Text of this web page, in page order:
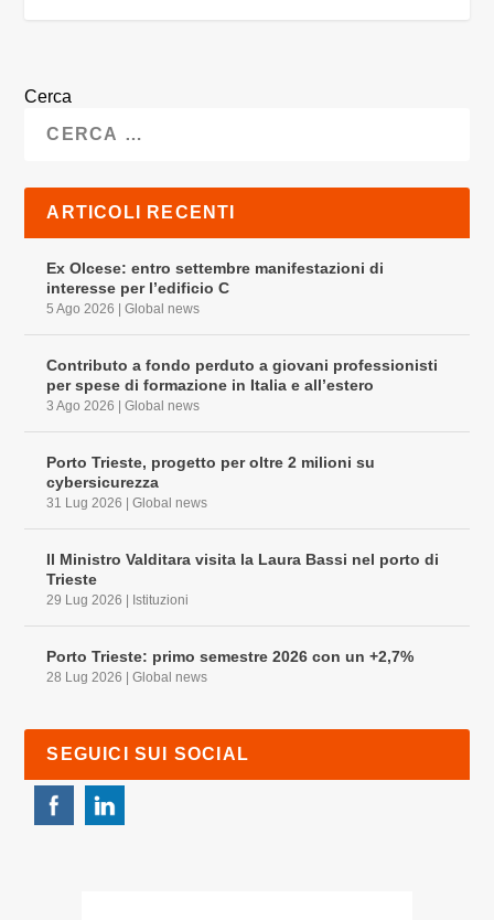
Cerca
ARTICOLI RECENTI
Ex Olcese: entro settembre manifestazioni di
interesse per l’edificio C
5 Ago 2026 |Global news
Contributo a fondo perduto a giovani professionisti
per spese di formazione in Italia e all’estero
3 Ago 2026 |Global news
Porto Trieste, progetto per oltre 2 milioni su
cybersicurezza
31 Lug 2026 |Global news
Il Ministro Valditara visita la Laura Bassi nel porto di
Trieste
29 Lug 2026 Istituzioni
Porto Trieste: primo semestre 2026 con un +2,7%
28 Lug 2026 |Global news
SEGUICI SUI SOCIAL